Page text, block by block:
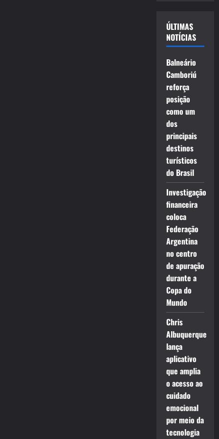
ÚLTIMAS
NOTÍCIAS
Balneário
Camboriú
reforça
posição
como um
dos
principais
destinos
turísticos
do Brasil
Investigação
financeira
coloca
Federação
Argentina
no centro
de apuração
durante a
Copa do
Mundo
Chris
Albuquerque
lança
aplicativo
que amplia
o acesso ao
cuidado
emocional
por meio da
tecnologia